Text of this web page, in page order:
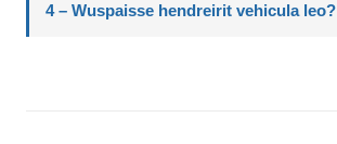
4 – Wuspaisse hendreirit vehicula leo?